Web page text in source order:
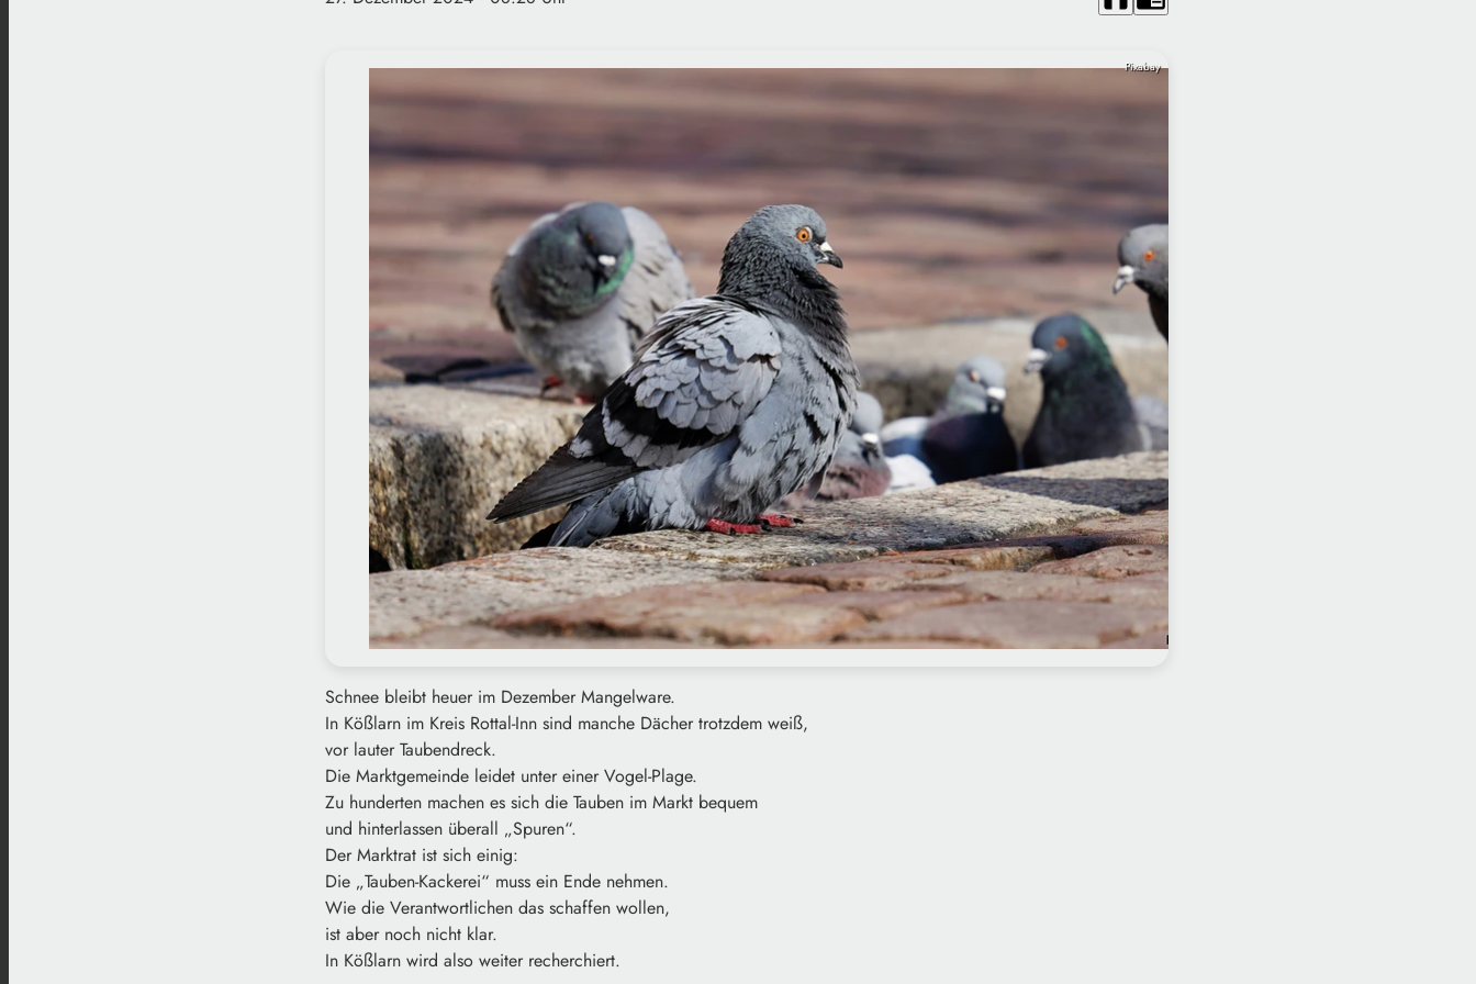
Pixabay
Schnee bleibt heuer im Dezember Mangelware.
In Kößlarn im Kreis Rottal-Inn sind manche Dächer trotzdem weiß,
vor lauter Taubendreck.
Die Marktgemeinde leidet unter einer Vogel-Plage.
Zu hunderten machen es sich die Tauben im Markt bequem
und hinterlassen überall „Spuren“.
Der Marktrat ist sich einig:
Die „Tauben-Kackerei“ muss ein Ende nehmen.
Wie die Verantwortlichen das schaffen wollen,
ist aber noch nicht klar.
In Kößlarn wird also weiter recherchiert.